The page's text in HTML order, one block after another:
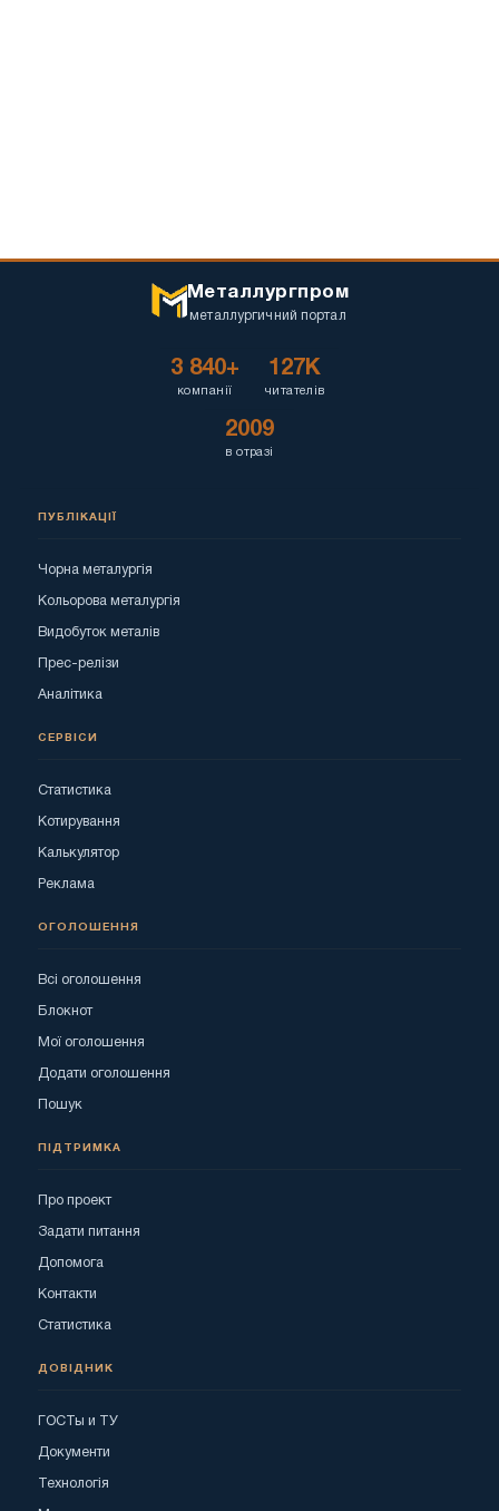
Металлургпром
металлургичний портал
3 840+
компанії
127K
читателів
2009
в отразі
ПУБЛІКАЦІЇ
Чорна металургія
Кольорова металургія
Видобуток металів
Прес-релізи
Аналітика
СЕРВІСИ
Статистика
Котирування
Калькулятор
Реклама
ОГОЛОШЕННЯ
Всі оголошення
Блокнот
Мої оголошення
Додати оголошення
Пошук
ПІДТРИМКА
Про проект
Задати питання
Допомога
Контакти
Статистика
ДОВІДНИК
ГОСТы и ТУ
Документи
Технологія